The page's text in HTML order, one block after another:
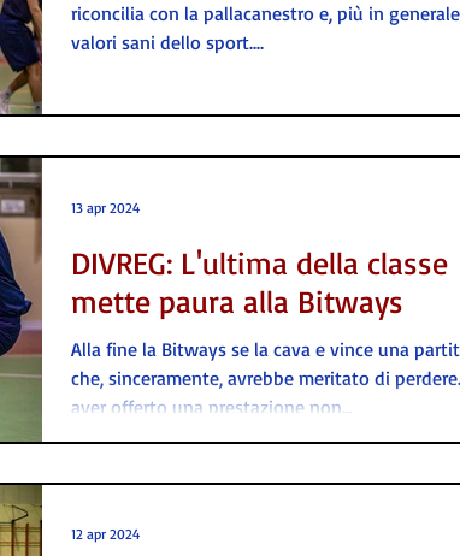
riconcilia con la pallacanestro e, più in
valori sani dello sport....
DIVREG: L'ultima della classe
mette paura alla Bitways
Alla fine la Bitways se la cava e vince una
che, sinceramente, avrebbe meritato di
aver offerto una prestazione non...
13 apr 2024
12 apr 2024